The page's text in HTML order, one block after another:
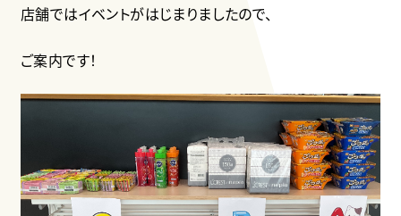
店舗ではイベントがはじまりましたので、
ご案内です！